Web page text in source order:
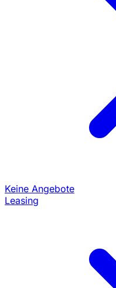
Keine Angebote
Leasing